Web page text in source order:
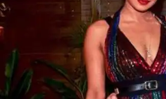
अभिनेत्री प्रियंका चोपड़ा इन दिनों अपनी
निक जोनास और प्रियंका कभी रे़ड
पीसी कई इंटरव्यू मेंं अपने और निक को